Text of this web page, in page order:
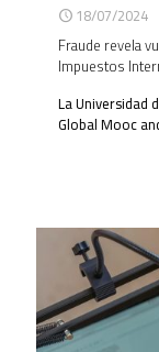
18/07/2024
Fraude revela
Impuestos
La Universidad
Global Mooc